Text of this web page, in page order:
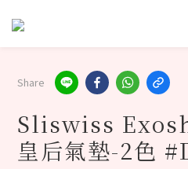
Share
Sliswiss
皇后氣墊-2色